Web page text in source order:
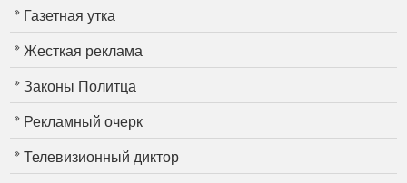
Газетная утка
Жесткая реклама
Законы Политца
Рекламный очерк
Телевизионный диктор